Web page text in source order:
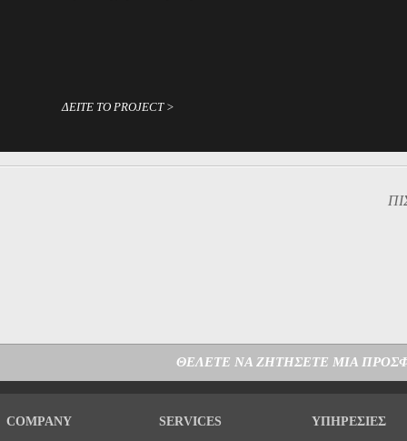
ΔΕΙΤΕ ΤΟ PROJECT >
ΘΕΛΕΤΕ ΝΑ ΖΗΤΗΣΕΤΕ ΜΙΑ
COMPANY SERVICES ΥΠΗΡΕΣΙΕΣ